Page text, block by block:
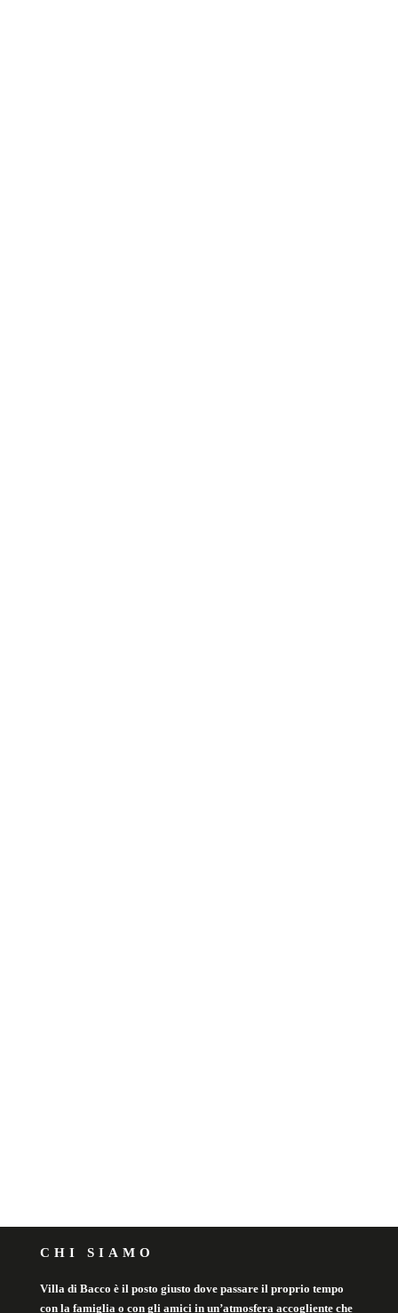
CHI SIAMO
Villa di Bacco è il posto giusto dove passare il proprio tempo
con la famiglia o con gli amici in un’atmosfera accogliente che